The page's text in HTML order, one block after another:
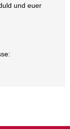
und euer